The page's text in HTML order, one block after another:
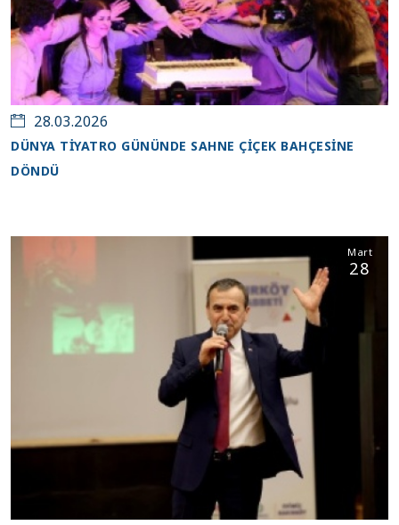
28.03.2026
DÜNYA TİYATRO GÜNÜNDE SAHNE ÇİÇEK BAHÇESİNE
DÖNDÜ
Mart
28